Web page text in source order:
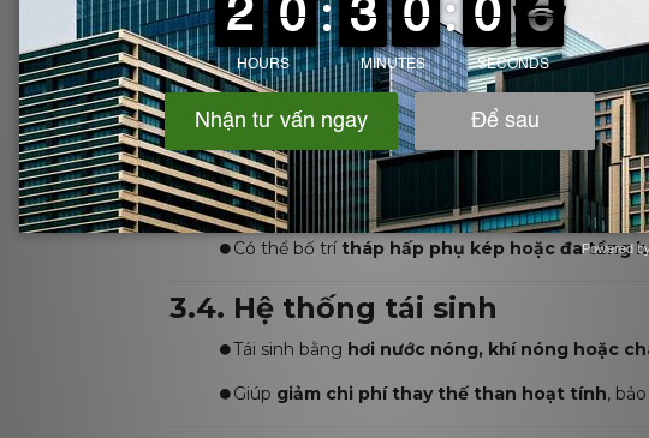
3.2. Sơ đồ luồng khí
⏺️Khí thải đi từdưới lên hoặc từ bên hông, phân
⏺️Luồng khí sạch thoát ra phía trên hoặc ống xả
3.3. Thiết kế tầng lọc đa lớp
⏺️Lớp lọc bụi sơ cấp → Lớp hấp phụ than hoạt tính →
⏺️Có thể bố trí tháp hấp phụ kép hoặc đa tầng
3.4. Hệ thống tái sinh
⏺️Tái sinh bằng hơi nước nóng, khí nóng hoặc
⏺️Giúp giảm chi phí thay thế than hoạt tính,
Powered